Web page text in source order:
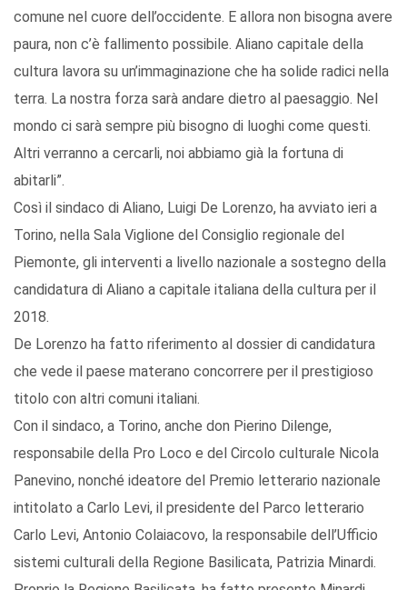
comune nel cuore dell’occidente. E allora non bisogna avere
paura, non c’è fallimento possibile. Aliano capitale della
cultura lavora su un’immaginazione che ha solide radici nella
terra. La nostra forza sarà andare dietro al paesaggio. Nel
mondo ci sarà sempre più bisogno di luoghi come questi.
Altri verranno a cercarli, noi abbiamo già la fortuna di
abitarli”.
Così il sindaco di Aliano, Luigi De Lorenzo, ha avviato ieri a
Torino, nella Sala Viglione del Consiglio regionale del
Piemonte, gli interventi a livello nazionale a sostegno della
candidatura di Aliano a capitale italiana della cultura per il
2018.
De Lorenzo ha fatto riferimento al dossier di candidatura
che vede il paese materano concorrere per il prestigioso
titolo con altri comuni italiani.
Con il sindaco, a Torino, anche don Pierino Dilenge,
responsabile della Pro Loco e del Circolo culturale Nicola
Panevino, nonché ideatore del Premio letterario nazionale
intitolato a Carlo Levi, il presidente del Parco letterario
Carlo Levi, Antonio Colaiacovo, la responsabile dell’Ufficio
sistemi culturali della Regione Basilicata, Patrizia Minardi.